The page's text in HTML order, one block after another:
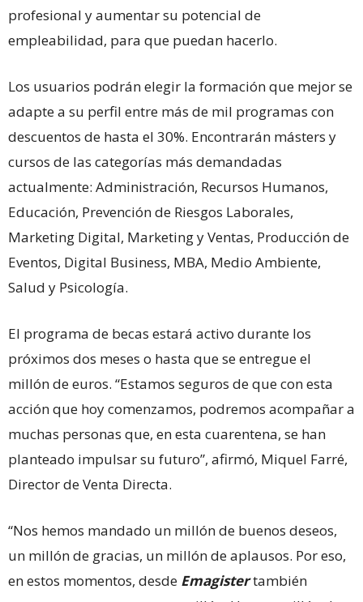
profesional y aumentar su potencial de
empleabilidad, para que puedan hacerlo.
Los usuarios podrán elegir la formación que mejor se
adapte a su perfil entre más de mil programas con
descuentos de hasta el 30%. Encontrarán másters y
cursos de las categorías más demandadas
actualmente: Administración, Recursos Humanos,
Educación, Prevención de Riesgos Laborales,
Marketing Digital, Marketing y Ventas, Producción de
Eventos, Digital Business, MBA, Medio Ambiente,
Salud y Psicología.
El programa de becas estará activo durante los
próximos dos meses o hasta que se entregue el
millón de euros. “Estamos seguros de que con esta
acción que hoy comenzamos, podremos acompañar a
muchas personas que, en esta cuarentena, se han
planteado impulsar su futuro”, afirmó, Miquel Farré,
Director de Venta Directa.
“Nos hemos mandado un millón de buenos deseos,
un millón de gracias, un millón de aplausos. Por eso,
en estos momentos, desde Emagistertambién